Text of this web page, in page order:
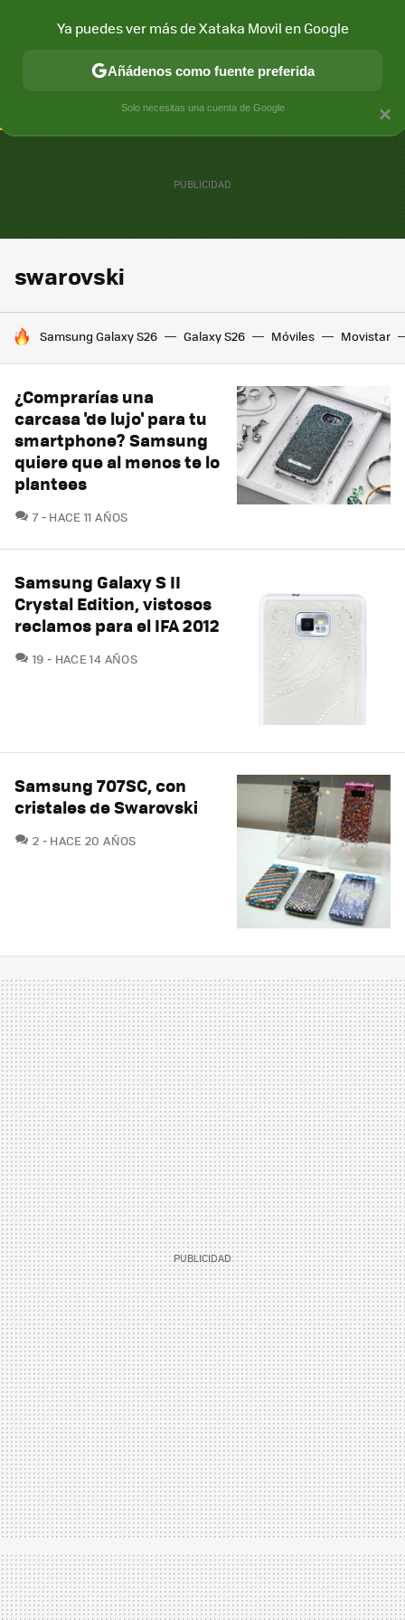
CONECTIVIDAD MÓVIL Y SOCIEDAD APLICACIONES
swarovski
HOY SE HABLA DE
Samsung Galaxy S26 Galaxy S26 Móviles Movistar
¿Comprarías una
carcasa 'de lujo' para tu
smartphone? Samsung
quiere que al menos te lo
plantees
7COMENTARIOS
HACE 11 AÑOS
Samsung Galaxy S II
Crystal Edition, vistosos
reclamos para el IFA 2012
19 COMENTARIOS
HACE 14 AÑOS
Samsung 707SC, con
cristales de Swarovski
2 COMENTARIOS
HACE 20 AÑOS
×
Ya puedes ver más de Xataka Movil en Google
Añádenos como fuente preferida
Solo necesitas una cuenta de Google